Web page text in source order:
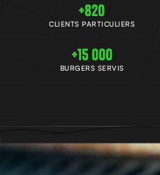
+820
CLIENTS PARTICULIERS
+15 000
BURGERS SERVIS